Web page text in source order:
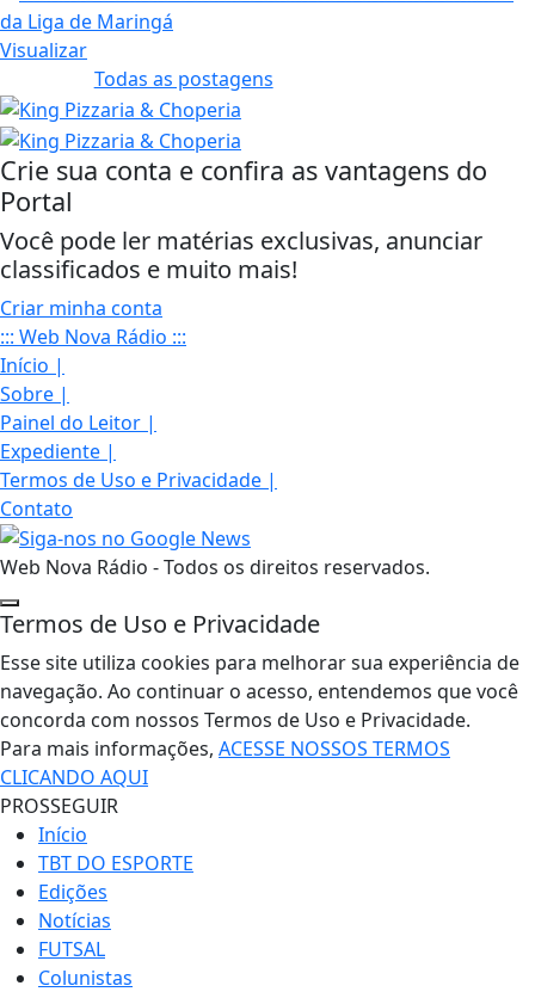
Visualizar
Todas as postagens
Crie sua conta e confira as vantagens do
Portal
Você pode ler matérias exclusivas, anunciar
classificados e muito mais!
Criar minha conta
::: Web Nova Rádio :::
Início |
Sobre |
Painel do Leitor |
Expediente |
Termos de Uso e Privacidade |
Contato
Web Nova Rádio - Todos os direitos reservados.
Termos de Uso e Privacidade
Esse site utiliza cookies para melhorar sua experiência de
navegação. Ao continuar o acesso, entendemos que você
concorda com nossos Termos de Uso e Privacidade.
Para mais informações, ACESSE NOSSOS TERMOS
CLICANDO AQUI
PROSSEGUIR
Início
TBT DO ESPORTE
Edições
Notícias
FUTSAL
Colunistas